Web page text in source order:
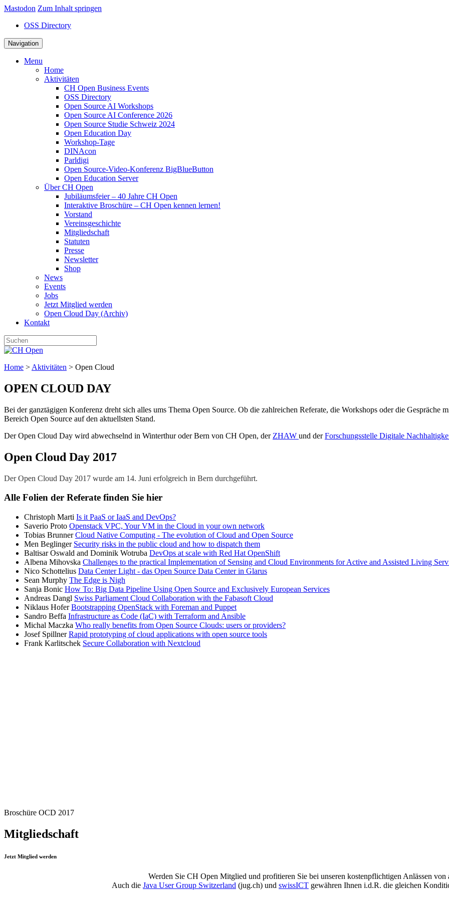
Mastodon Zum Inhalt springen
OSS Directory
Navigation
Menu
Home
Aktivitäten
CH Open Business Events
OSS Directory
Open Source AI Workshops
Open Source AI Conference 2026
Open Source Studie Schweiz 2024
Open Education Day
Workshop-Tage
DINAcon
Parldigi
Open Source-Video-Konferenz BigBlueButton
Open Education Server
Über CH Open
Jubiläumsfeier – 40 Jahre CH Open
Interaktive Broschüre – CH Open kennen lernen!
Vorstand
Vereinsgeschichte
Mitgliedschaft
Statuten
Presse
Newsletter
Shop
News
Events
Jobs
Jetzt Mitglied werden
Open Cloud Day (Archiv)
Kontakt
Home > Aktivitäten > Open Cloud
OPEN CLOUD DAY
Bei der ganztägigen Konferenz dreht sich alles ums Thema Open Source. Ob die zahlreichen Referate, die Workshops oder die Gespräche
Bereich Open Source auf den aktuellsten Stand.
Der Open Cloud Day wird abwechselnd in Winterthur oder Bern von CH Open, der ZHAW und derForschungsstelle Digitale
Open Cloud Day 2017
Der Open Cloud Day 2017 wurde am 14. Juni erfolgreich in Bern durchgeführt.
Alle Folien der Referate finden Sie hier
Christoph Marti Is it PaaS or IaaS and DevOps?
Saverio Proto Openstack VPC, Your VM in the Cloud in your own network
Tobias BrunnerCloud Native Computing - The evolution of Cloud and Open Source
Men Beglinger Security risks in the public cloud and how to dispatch them
Baltisar Oswald and Dominik Wotruba DevOps at scale with Red Hat OpenShift
Albena Mihovska Challenges to the practical Implementation of Sensing and Cloud Environments for Active and Assisted Living
Nico Schottelius Data Center Light - das Open Source Data Center in Glarus
Sean Murphy The Edge is Nigh
Sanja Bonic How To: Big Data Pipeline Using Open Source and Exclusively European Services
Andreas Dangl Swiss Parliament Cloud Collaboration with the Fabasoft Cloud
Niklaus HoferBootstrapping OpenStack with Foreman and Puppet
Sandro Beffa Infrastructure as Code (IaC) with Terraform and Ansible
Michal Maczka Who really benefits from Open Source Clouds: users or providers?
Josef SpillnerRapid prototyping of cloud applications with open source tools
Frank Karlitschek Secure Collaboration with Nextcloud
Broschüre OCD 2017
Mitgliedschaft
Jetzt Mitglied werden
Werden Sie CH Open Mitglied und profitieren Sie bei unseren kostenpflichtigen Anlässen von
Auch die Java User Group Switzerland (jug.ch) und swissICT gewähren Ihnen i.d.R. die gleichen